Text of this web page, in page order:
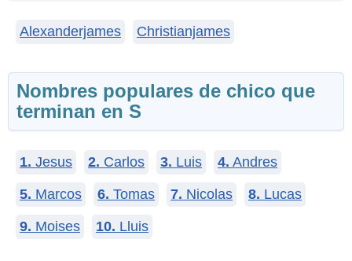
Alexanderjames Christianjames
Nombres populares de chico que
terminan en S
1. Jesus 2. Carlos 3. Luis 4. Andres
5. Marcos 6. Tomas 7. Nicolas 8. Lucas
9. Moises 10. Lluis